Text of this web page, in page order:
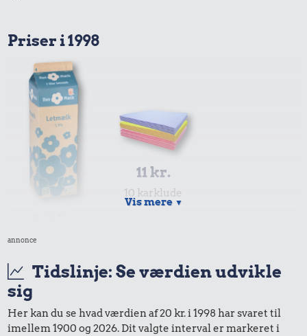
Priser i 1998
1 liter mælk
11 kr.
10 karklude
Samlet pris i 1998
Vis mere ▼
annonce
Tidslinje: Se værdien udvikle
sig
Her kan du se hvad værdien af 20 kr. i 1998 har svaret til
imellem 1900 og 2026. Dit valgte interval er markeret i